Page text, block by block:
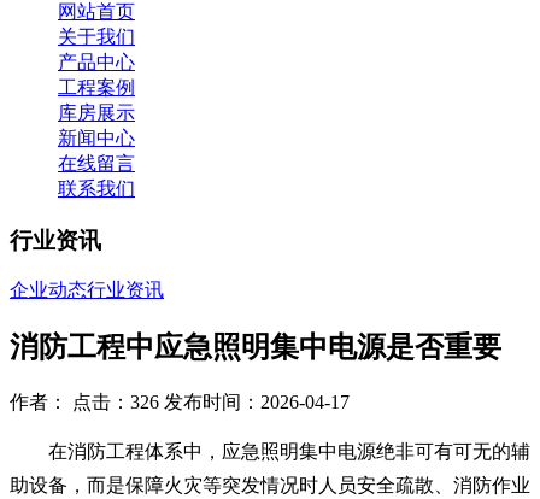
网站首页
关于我们
产品中心
工程案例
库房展示
新闻中心
在线留言
联系我们
行业资讯
企业动态行业资讯
消防工程中应急照明集中电源是否重要
作者： 点击：326 发布时间：2026-04-17
在消防工程体系中，应急照明集中电源绝非可有可无的辅
助设备，而是保障火灾等突发情况时人员安全疏散、消防作业